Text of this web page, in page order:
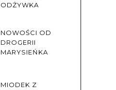
ODŻYWKA
NOWOŚCI OD
DROGERII
MARYSIEŃKA
MIODEK Z